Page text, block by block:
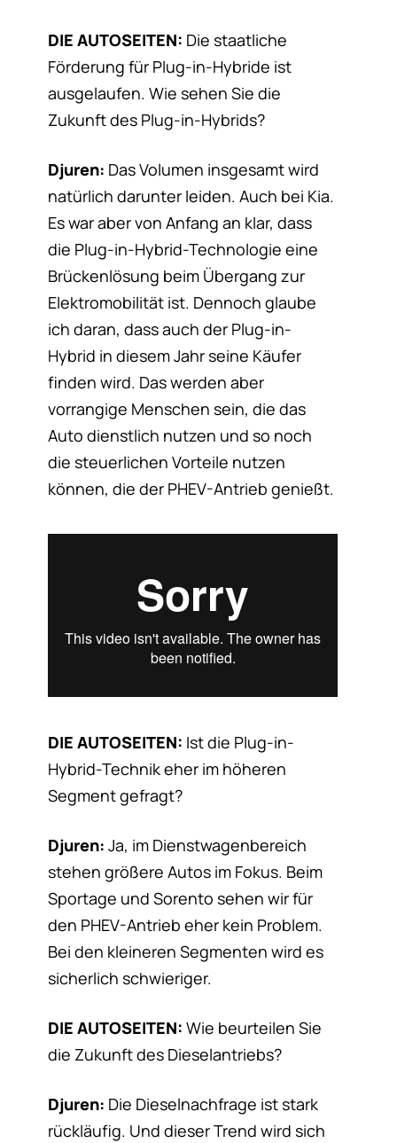
DIE AUTOSEITEN: Die staatliche
Förderung für Plug-in-Hybride ist
ausgelaufen. Wie sehen Sie die
Zukunft des Plug-in-Hybrids?
Djuren: Das Volumen insgesamt wird
natürlich darunter leiden. Auch bei Kia.
Es war aber von Anfang an klar, dass
die Plug-in-Hybrid-Technologie eine
Brückenlösung beim Übergang zur
Elektromobilität ist. Dennoch glaube
ich daran, dass auch der Plug-in-
Hybrid in diesem Jahr seine Käufer
finden wird. Das werden aber
vorrangige Menschen sein, die das
Auto dienstlich nutzen und so noch
die steuerlichen Vorteile nutzen
können, die der PHEV-Antrieb genießt.
DIE AUTOSEITEN: Ist die Plug-in-
Hybrid-Technik eher im höheren
Segment gefragt?
Djuren: Ja, im Dienstwagenbereich
stehen größere Autos im Fokus. Beim
Sportage und Sorento sehen wir für
den PHEV-Antrieb eher kein Problem.
Bei den kleineren Segmenten wird es
sicherlich schwieriger.
DIE AUTOSEITEN: Wie beurteilen Sie
die Zukunft des Dieselantriebs?
Djuren: Die Dieselnachfrage ist stark
rückläufig. Und dieser Trend wird sich